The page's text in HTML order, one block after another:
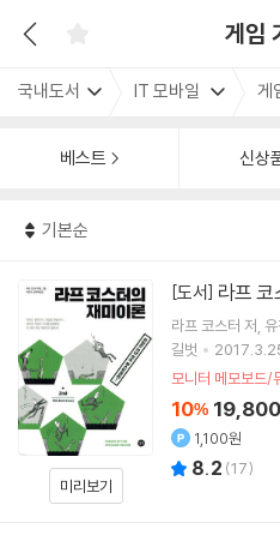
게임
국내도서 IT 모바일 게
베스트 신상
기본순
미리보기
[도서] 라프 코
라프 코스터 저
길벗
모니터 메모보드/
10% 19,800
1,100원
8.2 (17)